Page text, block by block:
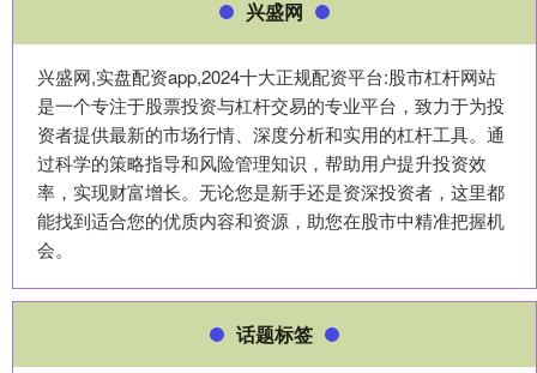
兴盛网
兴盛网,实盘配资app,2024十大正规配资平台:股市杠杆网站
是一个专注于股票投资与杠杆交易的专业平台，致力于为投
资者提供最新的市场行情、深度分析和实用的杠杆工具。通
过科学的策略指导和风险管理知识，帮助用户提升投资效
率，实现财富增长。无论您是新手还是资深投资者，这里都
能找到适合您的优质内容和资源，助您在股市中精准把握机
会。
话题标签